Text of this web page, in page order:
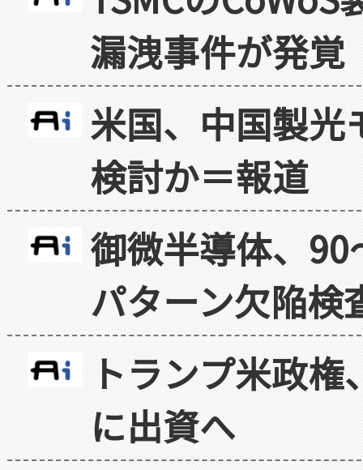
漏洩事件が発覚
米国、中国製光
検討か＝報道
御微半導体、
パターン欠陥検
トランプ米政
に出資へ